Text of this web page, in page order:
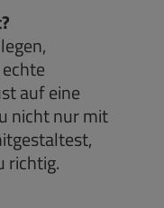
auf eine
nicht nur mit
richtig.